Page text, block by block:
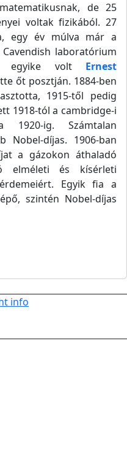
de 25
voltak fizikából. 27
egy év múlva már a
laboratórium
egyike volt Ernest
őt posztján. 1884-ben
1915-től pedig
1918-tól a cambridge-i
1920-ig. Számtalan
díjas. 1906-ban
a gázokon áthaladó
elméleti és kísérleti
Egyik fia a
szintén Nobel-díjas
info